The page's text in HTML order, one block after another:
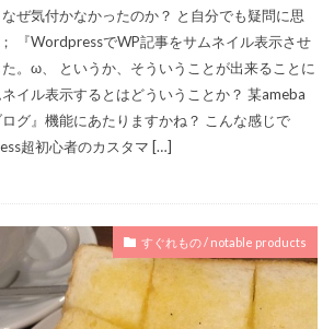
ぜ気付かなかったのか？ と自分でも疑問に思
『WordpressでWP記事をサムネイル表示させ
。ω、 というか、そういうことが出来ることに
ル表示するとはどういうことか？ 某ameba
グ』機能にあたりますかね？ こんな感じで
超初心者のカスタマ […]
すぐれもの / notable products